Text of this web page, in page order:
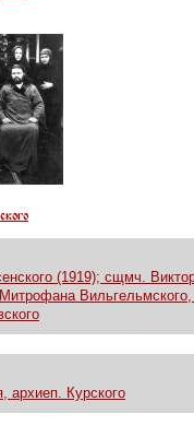
(1919); сщмч.
Курского